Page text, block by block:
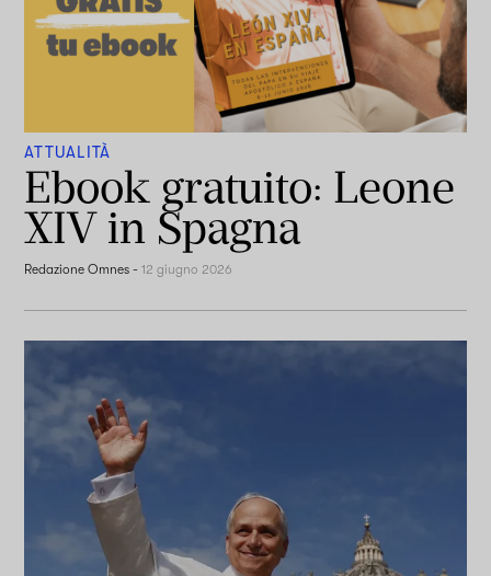
ATTUALITÀ
Ebook gratuito: Leone
XIV in Spagna
Redazione Omnes -12 giugno 2026